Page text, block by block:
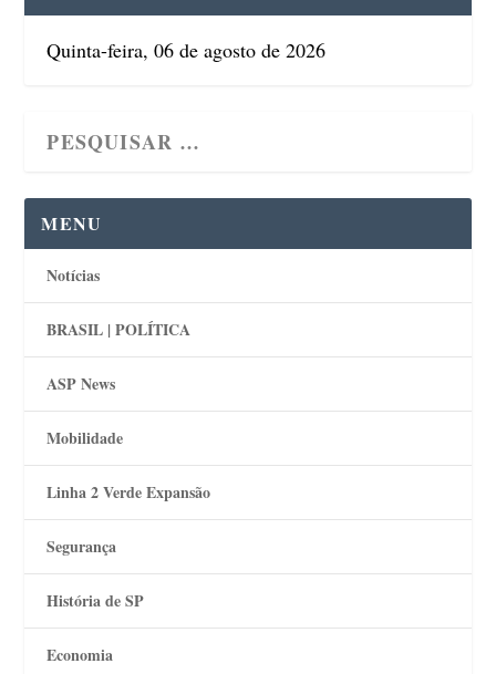
Quinta-feira, 06 de agosto de 2026
MENU
Notícias
BRASIL | POLÍTICA
ASP News
Mobilidade
Linha 2 Verde Expansão
Segurança
História de SP
Economia